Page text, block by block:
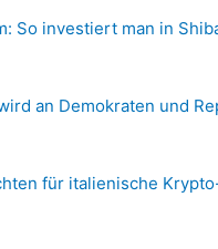
So investiert man in
an Demokraten und
für italienische